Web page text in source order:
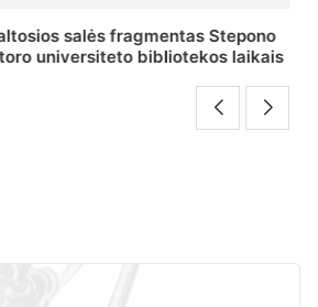
Stepono Batoro universiteto
bibliotekos Rankraščių skyriaus